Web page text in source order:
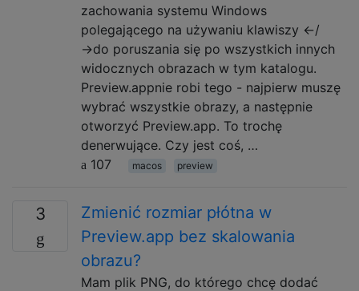
zachowania systemu Windows
polegającego na używaniu klawiszy ←/
→do poruszania się po wszystkich innych
widocznych obrazach w tym katalogu.
Preview.appnie robi tego - najpierw muszę
wybrać wszystkie obrazy, a następnie
otworzyć Preview.app. To trochę
denerwujące. Czy jest coś, …
107
macos preview
3
Zmienić rozmiar płótna w
Preview.app bez skalowania
obrazu?
Mam plik PNG, do którego chcę dodać